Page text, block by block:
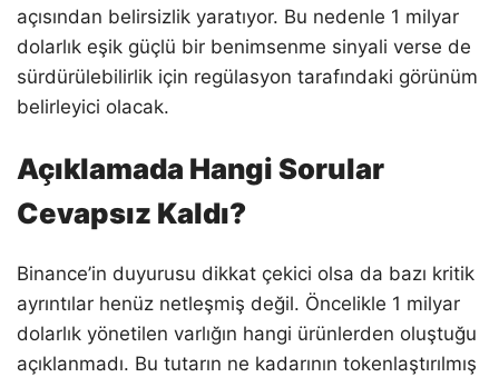
açısından belirsizlik yaratıyor. Bu nedenle 1 milyar
dolarlık eşik güçlü bir benimsenme sinyali verse de
sürdürülebilirlik için regülasyon tarafındaki görünüm
belirleyici olacak.
Açıklamada Hangi Sorular
Cevapsız Kaldı?
Binance’in duyurusu dikkat çekici olsa da bazı kritik
ayrıntılar henüz netleşmiş değil. Öncelikle 1 milyar
dolarlık yönetilen varlığın hangi ürünlerden oluştuğu
açıklanmadı. Bu tutarın ne kadarının tokenlaştırılmış